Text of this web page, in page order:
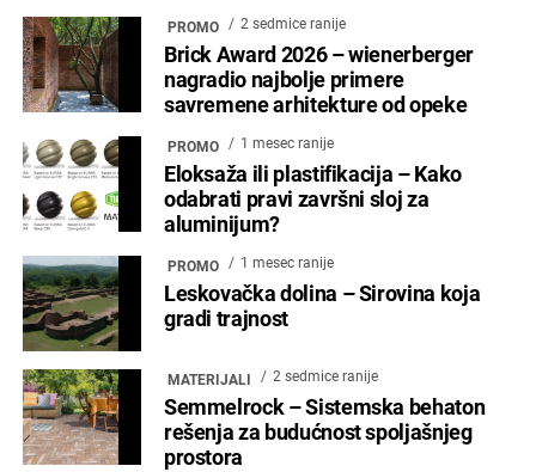
PROMO 2 sedmice ranije
Brick Award 2026 – wienerberger
nagradio najbolje primere
savremene arhitekture od opeke
PROMO 1 mesec ranije
Eloksaža ili plastifikacija – Kako
odabrati pravi završni sloj za
aluminijum?
PROMO 1 mesec ranije
Leskovačka dolina – Sirovina koja
gradi trajnost
MATERIJALI 2 sedmice ranije
Semmelrock – Sistemska behaton
rešenja za budućnost spoljašnjeg
prostora